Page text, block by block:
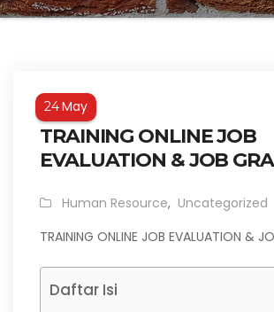
24May
TRAINING ONLINE JOB
EVALUATION & JOB
Human Resource, Uncategorized
TRAINING ONLINE JOB EVALUATION &
Daftar Isi